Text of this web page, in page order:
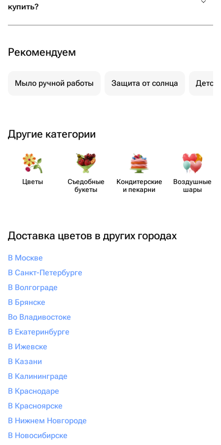
купить?
Рекомендуем
Мыло ручной работы Защита от солнца
Другие категории
Цветы
Съедобные
букеты
Кондит​ерские
и пекарни
Воздушные
шары
Доставка цветов в других городах
В Москве
В Санкт-Петербурге
В Волгограде
В Брянске
Во Владивостоке
В Екатеринбурге
В Ижевске
В Казани
В Калининграде
В Краснодаре
В Красноярске
В Нижнем Новгороде
В Новосибирске